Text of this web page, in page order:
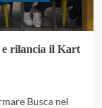
e rilancia il Kart
Busca nel